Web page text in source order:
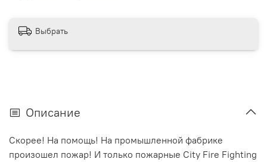
Выбрать
Описание
Скорее! На помощь! На промышленной фабрике
произошел пожар! И только пожарные City Fire Fighting